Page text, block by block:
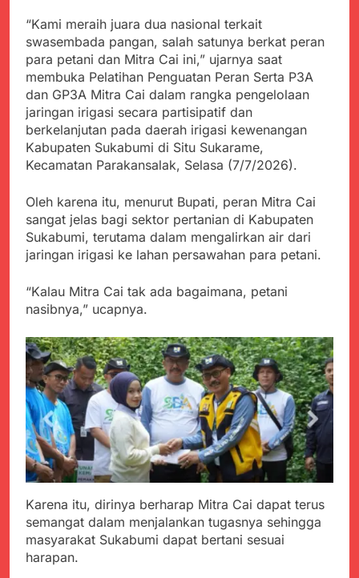
Angkat Bicara
Lakukan Pengecatan
Dan Pembenahan
Juli 21, 2024
Kadinkes kab. Sukabumi
Angkat Bicara Terkait
Dugaan pembelian obat
yang akan Kadaluarsa
oleh Puskesmas
Juli 21, 2024
Diduga Pembelian Obat
oleh Puskesmas di
Kab. Sukabumi yang
akan Kadaluarsa.
Juli 20, 2024
Tunjukan
Perhatiannya, Satgas
Bantuan Duka Cita
Polda Jabar Beberkan
Perkembangan
Terbaru Kasus Dago
Elos
Juli 20, 2024
Kejaksaan Negeri Kab
Tuntas Dugaan
Juli 19, 2024
Sukabumi
menyalahgunakan
Anggaran Thn 2023.
Juli 19, 2024
Sambut Tahun Ajaran
Baru, Satgas Yonif
310/KK Ajak Pelajar
Bersihkan Lingkungan
Sekolah
Juli 19, 2024
Selisih APBD Tahun
2023 Kab.Sukabumi
Sebesar Rp 31 Miliar
Juli 16, 2024
Data Ganda Capai 6
Juta, BGN Benahi Basis
Penerima Program
Makan Bergizi Gratis
Agustus 6, 2026
Zulhas Pastikan SPPG
di Wilayah 3T Tuntas
“Kami meraih juara dua nasional terkait
swasembada pangan, salah satunya berkat peran
para petani dan Mitra Cai ini,” ujarnya saat
membuka Pelatihan Penguatan Peran Serta P3A
dan GP3A Mitra Cai dalam rangka pengelolaan
jaringan irigasi secara partisipatif dan
berkelanjutan pada daerah irigasi kewenangan
Kabupaten Sukabumi di Situ Sukarame,
Kecamatan Parakansalak, Selasa (7/7/2026).
Oleh karena itu, menurut Bupati, peran Mitra Cai
sangat jelas bagi sektor pertanian di Kabupaten
Sukabumi, terutama dalam mengalirkan air dari
jaringan irigasi ke lahan persawahan para petani.
“Kalau Mitra Cai tak ada bagaimana, petani
nasibnya,” ucapnya.
Karena itu, dirinya berharap Mitra Cai dapat terus
semangat dalam menjalankan tugasnya sehingga
masyarakat Sukabumi dapat bertani sesuai
harapan.